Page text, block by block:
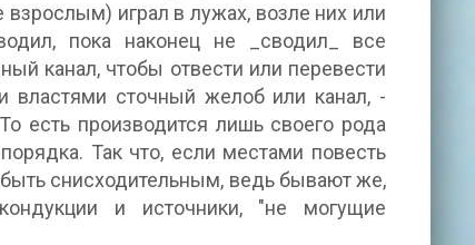
играл в лужах, возле них или
пока наконец не _сводил_ все
канал, чтобы отвести или перевести
властями сточный желоб или канал, -
есть производится лишь своего рода
Так что, если местами повесть
быть снисходительным, ведь бывают же,
и источники, "не могущие